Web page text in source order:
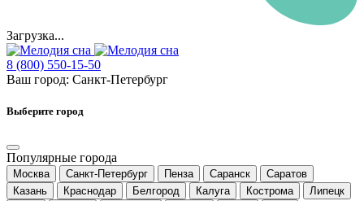
Загрузка...
8 (800) 550-15-50
Ваш город: Санкт-Петербург
Выберите город
Популярные города
Москва Санкт-Петербург Пенза Саранск
Саратов
Казань
Краснодар Белгород Калуга Кострома
Липецк